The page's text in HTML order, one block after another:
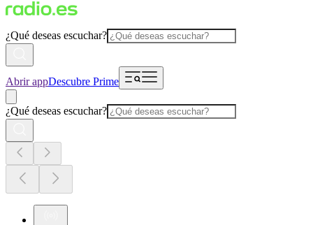
¿Qué deseas escuchar?
Abrir appDescubre Prime
¿Qué deseas escuchar?